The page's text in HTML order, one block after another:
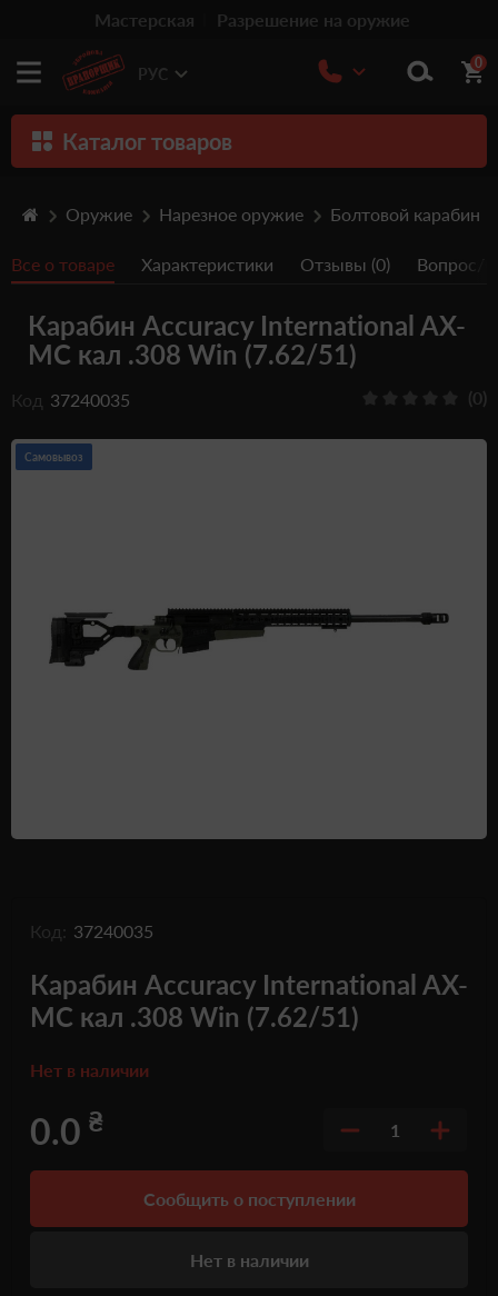
Мастерская Разрешение на оружие
РУС
0
Каталог товаров
Травматическое оружие
Пистолеты
Оптика
Тюнинг
Аксессуары
Подарочные Сертификати
Оружие Нарезное оружие Болтовой карабин
Все о товаре Характеристики Отзывы (0) Вопрос/
Карабин Accuracy International AX-
MC кал .308 Win (7.62/51)
Код 37240035 (0)
Самовывоз
Код: 37240035
Карабин Accuracy International AX-
MC кал .308 Win (7.62/51)
Нет в наличии
0.0 ₴ 1
Сообщить о поступлении
Нет в наличии